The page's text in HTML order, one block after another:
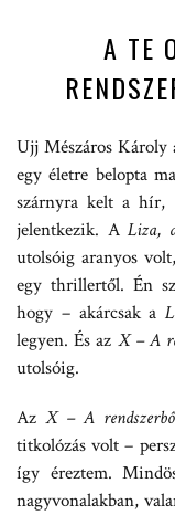
A TE
Ujj Mészáros Károly
egy életre belopta
szárnyra kelt a hír,
jelentkezik. ALiza,
utolsóig aranyos
egy thrillertől. Én
hogy – akárcsak a
legyen. És az X – A
utolsóig.
Az X – A
titkolózás volt –
így éreztem.
nagyvonalakban,